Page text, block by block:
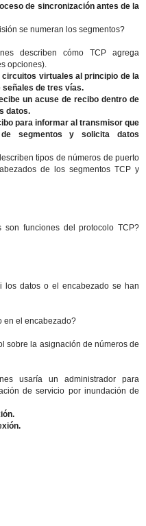
de sincronización antes de la
se numeran los segmentos?
describen cómo TCP agrega
opciones).
virtuales al principio de la
de tres vías.
un acuse de recibo dentro de
datos.
para informar al transmisor que
segmentos y solicita datos
tipos de números de puerto
de los segmentos TCP y
funciones del protocolo TCP?
los datos o el encabezado se han
en el encabezado?
sobre la asignación de números de
usaría un administrador para
de servicio por inundación de